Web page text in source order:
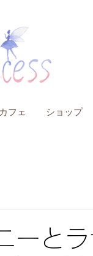
フェ ショップ
ーとラ